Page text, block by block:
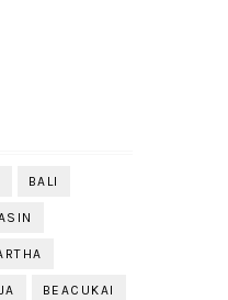
BALI
BEACUKAI